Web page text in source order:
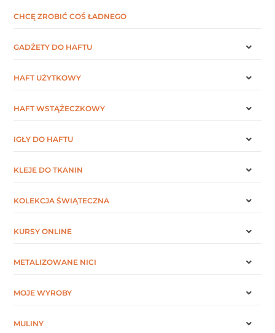
CHCĘ ZROBIĆ COŚ ŁADNEGO
GADŻETY DO HAFTU
HAFT UŻYTKOWY
HAFT WSTĄŻECZKOWY
IGŁY DO HAFTU
KLEJE DO TKANIN
KOLEKCJA ŚWIĄTECZNA
KURSY ONLINE
METALIZOWANE NICI
MOJE WYROBY
MULINY